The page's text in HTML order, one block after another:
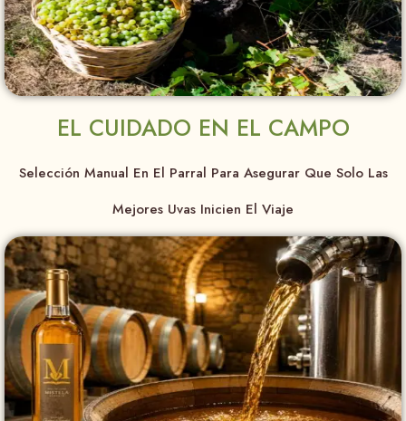
EL CUIDADO EN EL CAMPO
Selección Manual En El Parral Para Asegurar Que Solo Las
Mejores Uvas Inicien El Viaje